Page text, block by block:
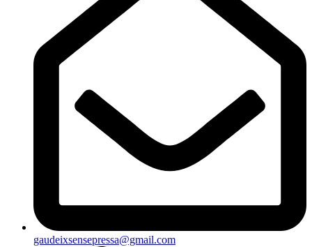
gaudeixsensepressa@gmail.com